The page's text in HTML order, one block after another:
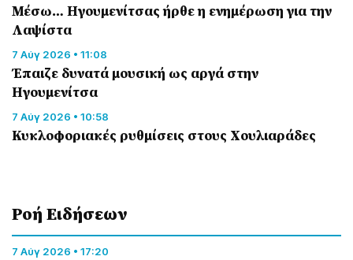
Μέσω… Ηγουμενίτσας ήρθε η ενημέρωση για την
Λαψίστα
7 Αύγ 2026 • 11:08
Έπαιζε δυνατά μουσική ως αργά στην
Ηγουμενίτσα
7 Αύγ 2026 • 10:58
Κυκλοφοριακές ρυθμίσεις στους Χουλιαράδες
Ροή Eιδήσεων
7 Αύγ 2026 • 17:20